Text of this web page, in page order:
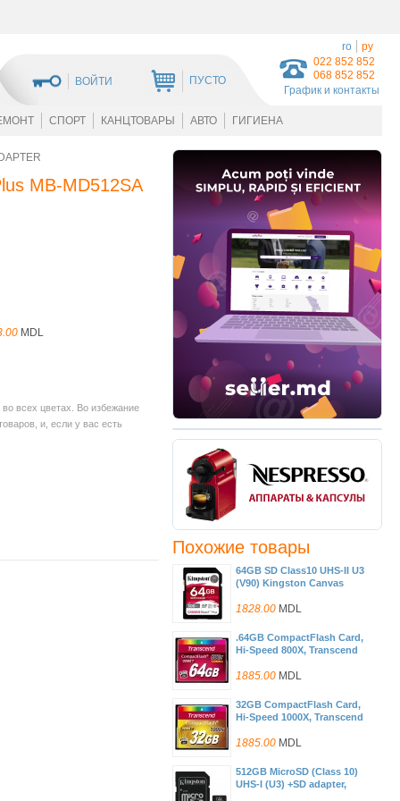
022 852 852
068 852 852
График и контакты
ВОЙТИ ПУСТО
ro ру
СПОРТ КАНЦТОВАРЫ АВТО ГИГИЕНА
Похожие товары
64GB SD Class10 UHS-II U3
(V90) Kingston Canvas
300Mb/s, Write: 260Mb/s,
high-speed shots without
dropping frames, Ultimate
speeds to support
professional camera use
1828.00 MDL
.64GB CompactFlash Card,
Hi-Speed 800X, Transcend
140/65MB/s)
1885.00 MDL
32GB CompactFlash Card,
Hi-Speed 1000X, Transcend
160/120MB/s)
1885.00 MDL
512GB MicroSD (Class 10)
UHS-I (U3) +SD adapter,
MB-MD512SA
MDL
всех цветах. Во избежание
и, если у вас есть